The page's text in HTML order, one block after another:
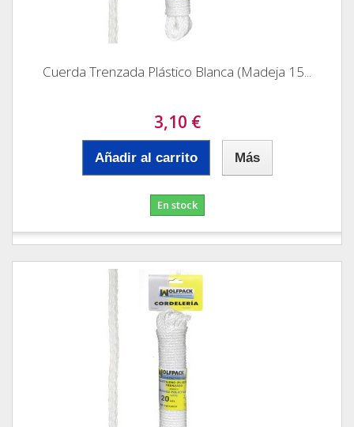
Cuerda Trenzada Plástico Blanca (Madeja 15...
3,10 €
Añadir al carrito Más
En stock